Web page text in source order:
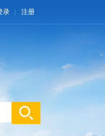
录 注册